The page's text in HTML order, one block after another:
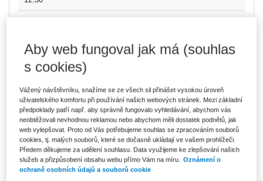
13:15
postupů při implementaci
směrnice ve společnosti
Richard Hajdučík,
KPMG Legal
13:15
-
14:15
transparentnosti
Dvořáková, DiS.
14:15
-
14:35
Coffee break
14:35
-
Regulace platformové práce a
její vliv na zaměstnavatele
Aby web fungoval jak má (souhlas
s cookies)
Vážený návštěvníku, snažíme se ze všech sil přinášet vysokou úroveň
uživatelského komfortu při používání našich webových stránek. Mezi základní
předpoklady patří např. aby správně fungovalo vyhledávání, abychom vás
neobtěžovali nevhodnou reklamou nebo abychom měli dostatek podnětů, jak
web vylepšovat. Proto od Vás potřebujeme souhlas se zpracováním souborů
cookies, tj. malých souborů, které se dočasně ukládají ve vašem prohlížeči.
Předem děkujeme za udělení souhlasu. Data využijeme ke zlepšování našich
služeb a přizpůsobení obsahu webu přímo Vám na míru.
Oznámení o
ochraně osobních údajů a souborů cookie